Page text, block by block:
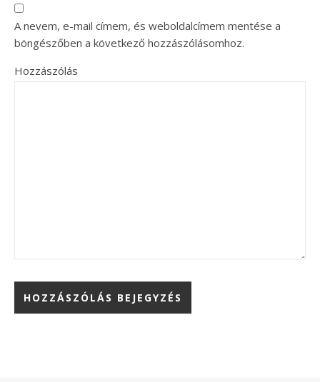
A nevem, e-mail címem, és weboldalcímem mentése a
böngészőben a következő hozzászólásomhoz.
Hozzászólás